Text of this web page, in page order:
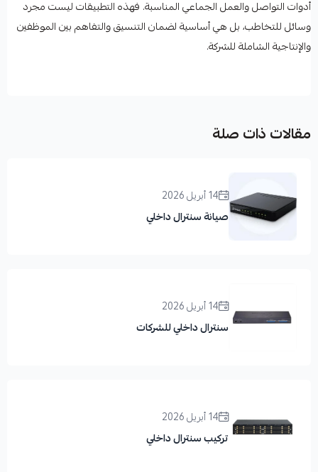
أدوات التواصل والعمل الجماعي المناسبة. فهذه التطبيقات ليست مجرد
وسائل للتخاطب، بل هي أساسية لضمان التنسيق والتفاهم بين الموظفين
والإنتاجية الشاملة للشركة.
مقالات ذات صلة
14 أبريل 2026
صيانة سنترال داخلي
14 أبريل 2026
سنترال داخلي للشركات
14 أبريل 2026
تركيب سنترال داخلي